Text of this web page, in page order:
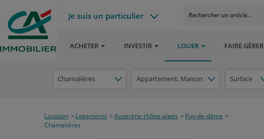
Je suis un particulier Rechercher un article...
ACHETER INVESTIR LOUER FAIRE GÉRER
Chamalières Appartement, Maison Surface
Location Logements Auvergne-rhône-alpes
Puy-de-dôme
Chamalières